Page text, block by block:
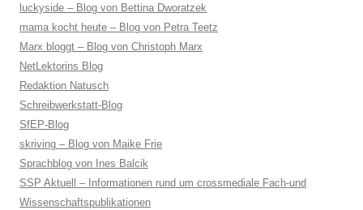
luckyside – Blog von Bettina Dworatzek
mama kocht heute – Blog von Petra Teetz
Marx bloggt – Blog von Christoph Marx
NetLektorins Blog
Redaktion Natusch
Schreibwerkstatt-Blog
SfEP-Blog
skriving – Blog von Maike Frie
Sprachblog von Ines Balcik
SSP Aktuell – Informationen rund um crossmediale Fach-und
Wissenschaftspublikationen